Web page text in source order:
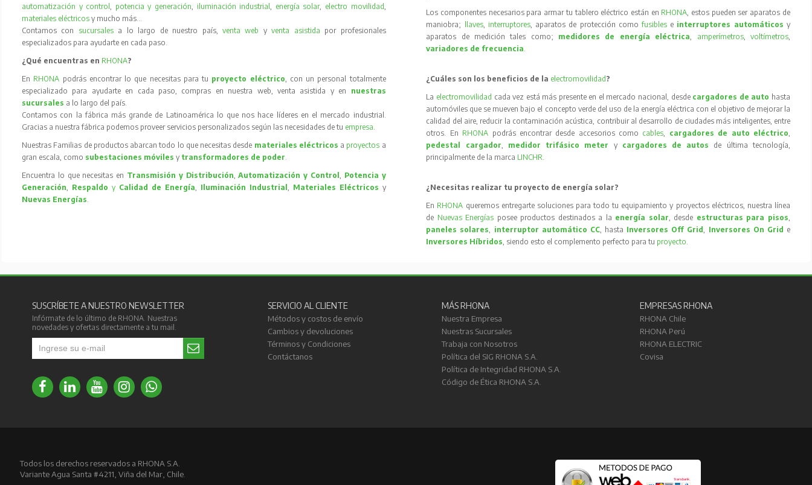
automatización y control, potencia y generación, iluminación industrial, energía solar, electro movilidad,
materiales eléctricos y mucho más…
Contamos con sucursales a lo largo de nuestro país, venta web yventa asistida por profesionales
especializados para ayudarte en cada paso.
¿Qué encuentras en RHONA?
En RHONA podrás encontrar lo que necesitas para tu proyecto eléctrico, con un personal totalmente
especializado para ayudarte en cada paso, compras en nuestra web, venta asistida y en nuestras
sucursales a lo largo del país.
Contamos con la fábrica más grande de Latinoamérica lo que nos hace líderes en el mercado industrial.
Gracias a nuestra fábrica podemos proveer servicios personalizados según las necesidades de tu empresa.
Nuestras Familias de productos abarcan todo lo que necesitas desde materiales eléctricos a proyectos a
gran escala, como subestaciones móvilesy transformadores de poder.
Encuentra lo que necesitas en Transmisión y Distribución,Automatización y Control, Potencia y
Generación, Respaldo y Calidad de Energía, Iluminación Industrial , Materiales Eléctricos y
Nuevas Energías.
Los componentes necesarios para armar tu tablero eléctrico están en RHONA, estos pueden ser aparatos de
maniobra;
llaves, interruptores, aparatos de protección comofusibles e interruptores automáticos y
aparatos de medición tales como; medidores de energía eléctrica, amperímetros, voltímetros,
variadores de frecuencia.
¿Cuáles son los beneficios de la electromovilidad ?
La electromovilidad cada vez está más presente en el mercado nacional, desde cargadores de auto hasta
automóviles que se mueven bajo el concepto verde del uso de la energía eléctrica con el objetivo de mejorar la
calidad del aire, reducir la contaminación acústica, contribuir al desarrollo de ciudades más inteligentes, entre
otros. En RHONA podrás encontrar desde accesorios como cables, cargadores de auto eléctrico,
pedestal cargador, medidor trifásico meter y cargadores de autos
de última tecnología,
principalmente de la marca LINCHR.
¿Necesitas realizar tu proyecto de energía solar?
En RHONA queremos entregarte soluciones para todo tu equipamiento y proyectos eléctricos, nuestra línea
de Nuevas Energías posee productos destinados a la energía solar, desde estructuras para pisos,
paneles solares, interruptor automático CC, hasta Inversores Off Grid, Inversores On Grid e
Inversores Híbridos, siendo esto el complemento perfecto para tu proyecto.
SUSCRÍBETE A NUESTRO NEWSLETTER
Infórmate de lo último de RHONA. Nuestras
novedades y ofertas directamente a tu mail.
SERVICIO AL CLIENTE
Métodos y costos de envío
Cambios y devoluciones
Términos y Condiciones
Contáctanos
MÁS RHONA
Nuestra Empresa
Nuestras Sucursales
Trabaja con Nosotros
Política del SIG RHONA S.A.
Política de Integridad RHONA S.A.
Código de Ética RHONA S.A.
EMPRESAS RHONA
RHONA Chile
RHONA Perú
RHONA ELECTRIC
Covisa
Todos los derechos reservados a RHONA S.A.
Variante Agua Santa #4211, Viña del Mar, Chile.